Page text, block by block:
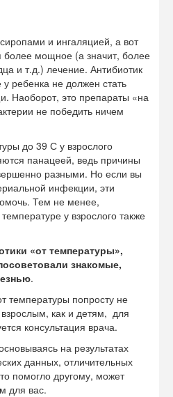
и ингаляцией, а вот
более мощное (а значит, более
и т.д.) лечение. Антибиотик
ребенка не должен стать
Наоборот, это препараты «на
не победить ничем
до 39 С у взрослого
панацеей, ведь причины
разными. Но если вы
инфекции, эти
Тем не менее,
у взрослого также
«от температуры»,
знакомые,
.
температуры попросту не
как и детям, для
консультация врача.
на результатах
данных, отличительных
помогло другому, может
для вас.